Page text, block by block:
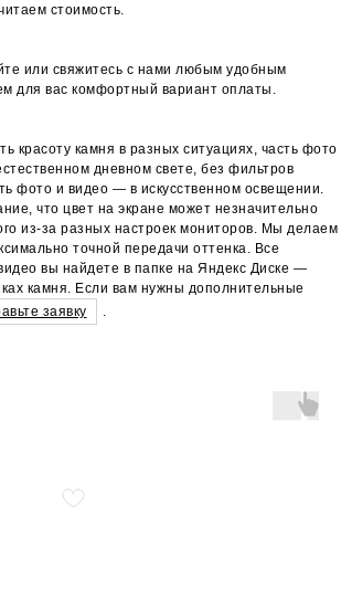
стоимость.
или свяжитесь с нами любым удобным
для вас комфортный вариант оплаты.
красоту камня в разных ситуациях, часть фото
дневном свете, без фильтров
фото и видео — в искусственном освещении.
что цвет на экране может незначительно
из-за разных настроек мониторов. Мы делаем
точной передачи оттенка. Все
вы найдете в папке на Яндекс Диске —
камня. Если вам нужны дополнительные
заявку